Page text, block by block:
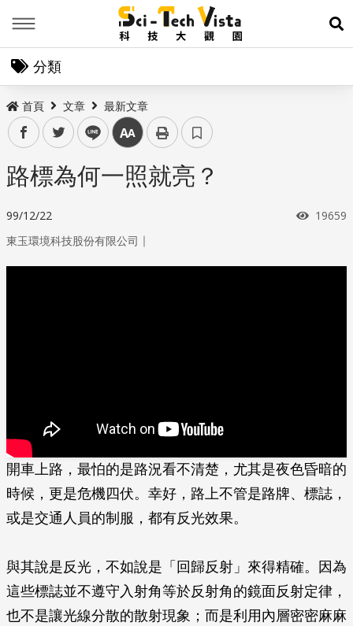
展
分類
首頁 文章 最新文章
facebooktwitter line 中
路標為何一照就亮？
99/12/22 瀏覽次
19659
東玉環境科技股份有限公司 ｜
開車上路，最怕的是路況看不清楚，尤其是夜色昏暗的
時候，更是危機四伏。幸好，路上不管是路牌、標誌，
或是交通人員的制服，都有反光效果。
與其說是反光，不如說是「回歸反射」來得精確。因為
這些標誌並不遵守入射角等於反射角的鏡面反射定律，
也不是讓光線分散的散射現象；而是利用內層密密麻麻